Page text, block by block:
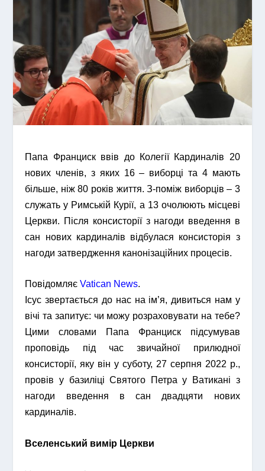
Папа Франциск ввів до Колегії Кардиналів 20
нових членів, з яких 16 – виборці та 4 мають
більше, ніж 80 років життя. З-поміж виборців – 3
служать у Римській Курії, а 13 очолюють місцеві
Церкви. Після консисторії з нагоди введення в
сан нових кардиналів відбулася консисторія з
нагоди затвердження канонізаційних процесів.
ПовідомляєVatican News.
Ісус звертається до нас на ім’я, дивиться нам у
вічі та запитує: чи можу розраховувати на тебе?
Цими словами Папа Франциск підсумував
проповідь під час звичайної прилюдної
консисторії, яку він у суботу, 27 серпня 2022 р.,
провів у базиліці Святого Петра у Ватикані з
нагоди введення в сан двадцяти нових
кардиналів.
Вселенський вимір Церкви